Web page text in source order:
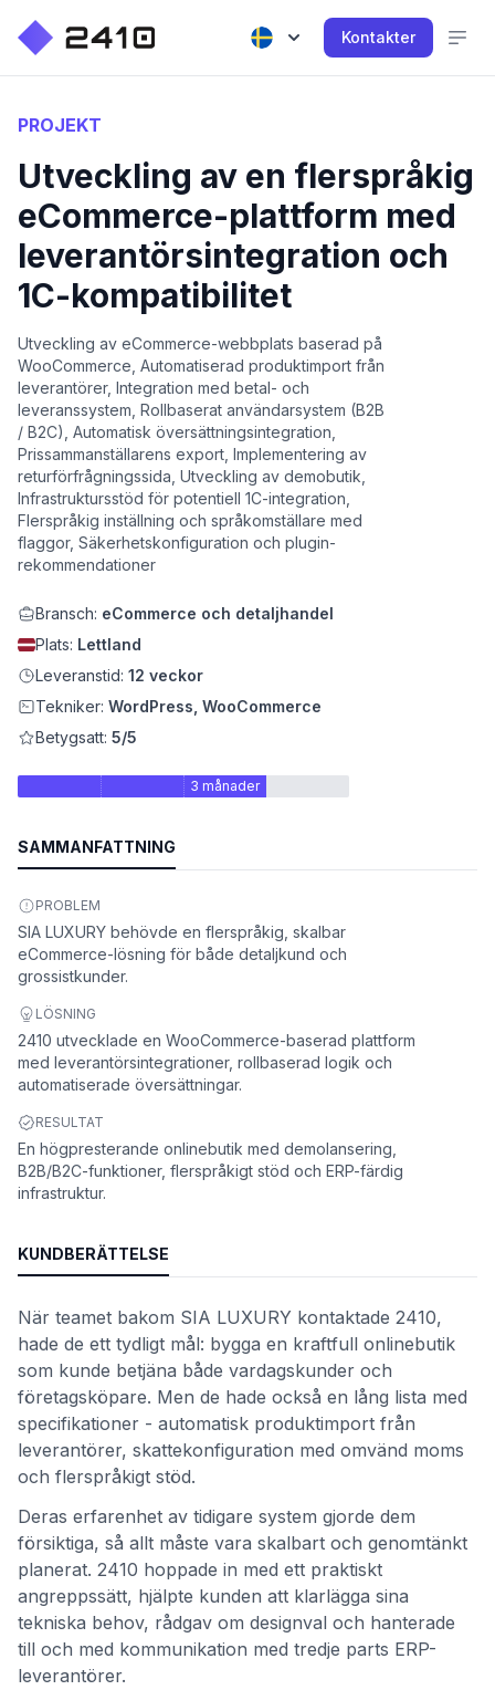
Kontakter
PROJEKT
Utveckling av en flerspråkig
eCommerce-plattform med
leverantörsintegration och
1C-kompatibilitet
Utveckling av eCommerce-webbplats baserad på
WooCommerce, Automatiserad produktimport från
leverantörer, Integration med betal- och
leveranssystem, Rollbaserat användarsystem (B2B
/ B2C), Automatisk översättningsintegration,
Prissammanställarens export, Implementering av
returförfrågningssida, Utveckling av demobutik,
Infrastruktursstöd för potentiell 1C-integration,
Flerspråkig inställning och språkomställare med
flaggor, Säkerhetskonfiguration och plugin-
rekommendationer
Bransch: eCommerce och detaljhandel
Plats: Lettland
Leveranstid: 12 veckor
Tekniker: WordPress, WooCommerce
Betygsatt: 5/5
3 månader
SAMMANFATTNING
PROBLEM
SIA LUXURY behövde en flerspråkig, skalbar
eCommerce-lösning för både detaljkund och
grossistkunder.
LÖSNING
2410 utvecklade en WooCommerce-baserad plattform
med leverantörsintegrationer, rollbaserad logik och
automatiserade översättningar.
RESULTAT
En högpresterande onlinebutik med demolansering,
B2B/B2C-funktioner, flerspråkigt stöd och ERP-färdig
infrastruktur.
KUNDBERÄTTELSE
När teamet bakom SIA LUXURY kontaktade 2410,
hade de ett tydligt mål: bygga en kraftfull onlinebutik
som kunde betjäna både vardagskunder och
företagsköpare. Men de hade också en lång lista med
specifikationer - automatisk produktimport från
leverantörer, skattekonfiguration med omvänd moms
och flerspråkigt stöd.
Deras erfarenhet av tidigare system gjorde dem
försiktiga, så allt måste vara skalbart och genomtänkt
planerat. 2410 hoppade in med ett praktiskt
angreppssätt, hjälpte kunden att klarlägga sina
tekniska behov, rådgav om designval och hanterade
till och med kommunikation med tredje parts ERP-
leverantörer.